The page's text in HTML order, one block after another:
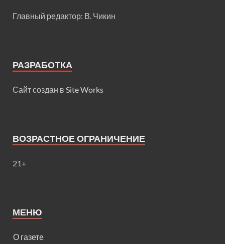
Главный редактор: В. Чикин
РАЗРАБОТКА
Сайт создан в Site Works
ВОЗРАСТНОЕ ОГРАНИЧЕНИЕ
21+
МЕНЮ
О газете